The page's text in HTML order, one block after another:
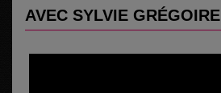
AVEC SYLVIE GRÉGOIRE